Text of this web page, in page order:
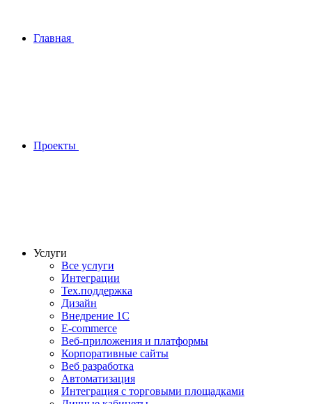
Главная
Проекты
Услуги
Все услуги
Интеграции
Тех.поддержка
Дизайн
Внедрение 1С
E-commerce
Веб-приложения и платформы
Корпоративные сайты
Веб разработка
Автоматизация
Интеграция с торговыми площадками